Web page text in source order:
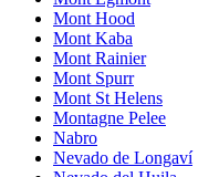
Mont Hood
Mont Kaba
Mont Rainier
Mont Spurr
Mont St Helens
Montagne Pelee
Nabro
Nevado de Longaví